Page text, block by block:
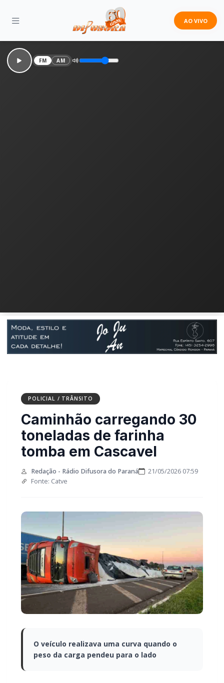
AO VIVO
FM AM
POLICIAL / TRÂNSITO
Caminhão carregando 30
toneladas de farinha tomba
em Cascavel
Redação - Rádio Difusora do Paraná
21/05/2026 07:59
Fonte: Catve
O veículo realizava uma curva quando o peso da